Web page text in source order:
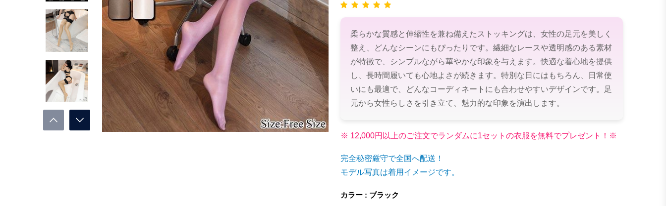
柔らかな質感と伸縮性を兼ね備えたストッキングは、女性の足元を美しく
整え、どんなシーンにもぴったりです。繊細なレースや透明感のある素材
が特徴で、シンプルながら華やかな印象を与えます。快適な着心地を提供
し、長時間履いても心地よさが続きます。特別な日にはもちろん、日常使
いにも最適で、どんなコーディネートにも合わせやすいデザインです。足
元から女性らしさを引き立て、魅力的な印象を演出します。
※ 12,000円以上のご注文でランダムに1セットの衣服を無料でプレゼント！※
完全秘密厳守で全国へ配送！
モデル写真は着用イメージです。
カラー : ブラック